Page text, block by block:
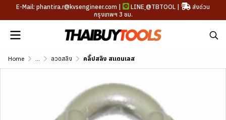
E-Mail: phantira.r@kvsengineer.com | LINE @TBTOOL |
ส่งด่วน
กรุงเทพฯ 3 ชม.
Home ... ลวดสลิง คลิ๊ปสลิง สแตนเลส